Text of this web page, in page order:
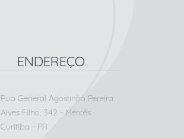
ENDEREÇO
Rua General Agostinho Pereira
Alves Filho, 342 - Mercês
Curitiba - PR